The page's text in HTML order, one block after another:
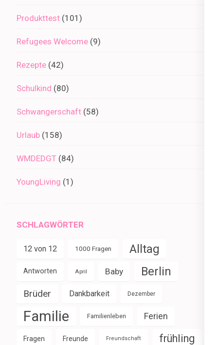
Produkttest (101)
Refugees Welcome (9)
Rezepte (42)
Schulkind (80)
Schwangerschaft (58)
Urlaub (158)
WMDEDGT (84)
YoungLiving (1)
SCHLAGWÖRTER
12 von 12 1000 Fragen Alltag
Antworten April Baby Berlin
Brüder Dankbarkeit Dezember
Familie Familienleben Ferien
Fragen Freunde Freundschaft frühling